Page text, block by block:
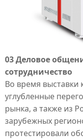
03 Деловое
сотрудничество
Во время выставки
углубленные
рынка, а также из
зарубежных
протестировали